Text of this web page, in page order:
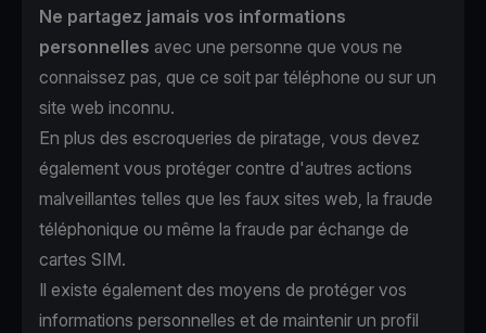
Ne partagez jamais vos informations
personnelles avec une personne que vous ne
connaissez pas, que ce soit par téléphone ou sur un
site web inconnu.
En plus des escroqueries de piratage, vous devez
également vous protéger contre d'autres actions
malveillantes telles que les faux sites web, la fraude
téléphonique ou même la fraude par échange de
cartes SIM.
Il existe également des moyens de protéger vos
informations personnelles et de maintenir un profil